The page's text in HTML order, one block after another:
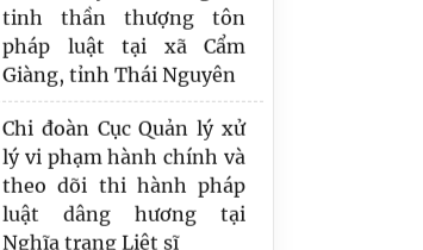
chủ quyền biển, đảo Việt
Nam"
Tuổi trẻ Bộ Tư pháp tri ân
người có công với cách
mạng tại xã Văn Giang,
tỉnh Hưng Yên
Chi đoàn Cục Quản lý xử
lý vi phạm hành chính và
theo dõi thi hành pháp
luật dâng hương tại
Nghĩa trang Liệt sĩ
Thanh niên cần đi đầu
trong công cuộc chuyển